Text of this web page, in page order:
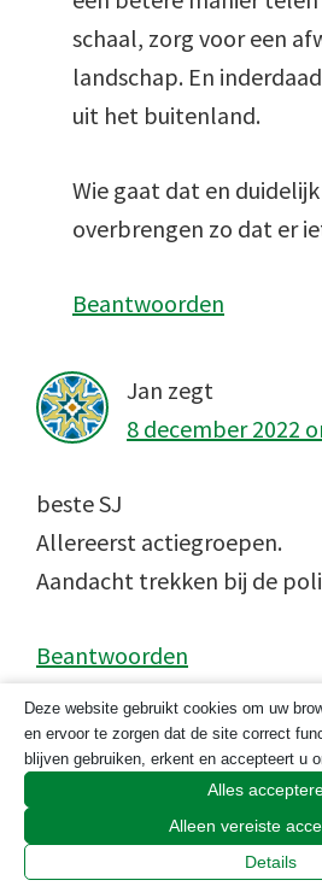
schaal, zorg voor een
landschap. En
uit het buitenland.
Wie gaat dat en
overbrengen zo dat er
Beantwoorden
Jan zegt
8 december 2022
beste SJ
Allereerst actiegroepen.
Aandacht trekken bij de
Beantwoorden
Geef een reactie
Je e-mailadres wordt niet
Vereiste velden zijn
Deze website gebruikt cookies om uw
en ervoor te zorgen dat de site correct
blijven gebruiken, erkent en accepteert u
Alles
Alleen vereiste
Details